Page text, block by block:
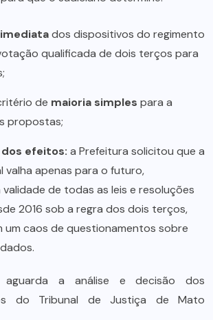
dos dispositivos do regimento
qualificada de dois terços para
de maioria simples para a
propostas;
efeitos: a Prefeitura solicitou que a
valha apenas para o futuro,
de todas as leis e resoluções
2016 sob a regra dos dois terços,
um caos de questionamentos sobre
a análise e decisão dos
do Tribunal de Justiça de Mato